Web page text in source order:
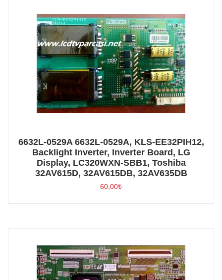
6632L-0529A 6632L-0529A, KLS-EE32PIH12,
Backlight Inverter, Inverter Board, LG
Display, LC320WXN-SBB1, Toshiba
32AV615D, 32AV615DB, 32AV635DB
60,00₺